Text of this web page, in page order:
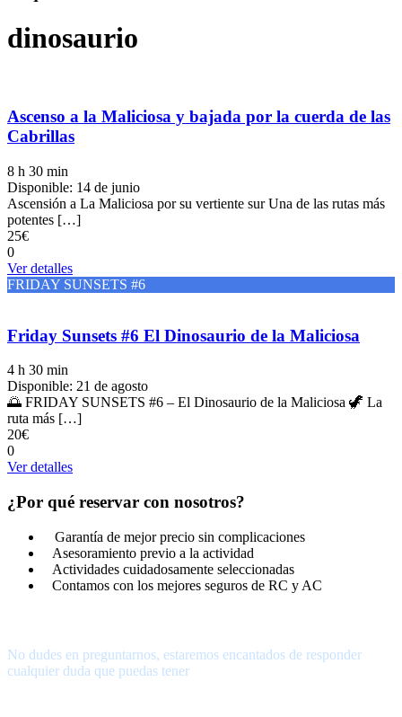
dinosaurio
Ascenso a la Maliciosa y bajada por la cuerda de las
Cabrillas
8 h 30 min
Disponible: 14 de junio
Ascensión a La Maliciosa por su vertiente sur Una de las rutas más
potentes […]
25€
0
Ver detalles
FRIDAY SUNSETS #6
Friday Sunsets #6 El Dinosaurio de la Maliciosa
4 h 30 min
Disponible: 21 de agosto
🌅 FRIDAY SUNSETS #6 – El Dinosaurio de la Maliciosa 🦖 La
ruta más […]
20€
0
Ver detalles
¿Por qué reservar con nosotros?
Garantía de mejor precio sin complicaciones
Asesoramiento previo a la actividad
Actividades cuidadosamente seleccionadas
Contamos con los mejores seguros de RC y AC
No dudes en preguntarnos, estaremos encantados de responder
cualquier duda que puedas tener